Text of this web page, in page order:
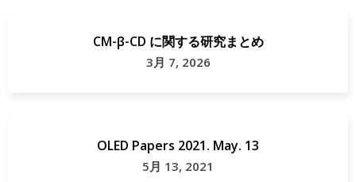
CM-β-CD に関する研究まとめ
3月 7, 2026
OLED Papers 2021. May. 13
5月 13, 2021